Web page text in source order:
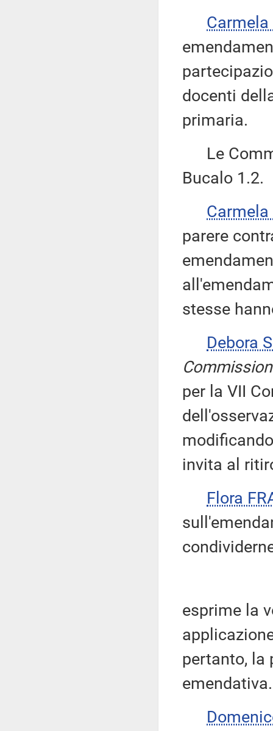
Carmela
docenti
primaria.
Le
Bucalo 1.2.
Carmela
parere
stesse
Debora
per la VII
invita al
Flora
esprime la
pertanto, la
emendativa.